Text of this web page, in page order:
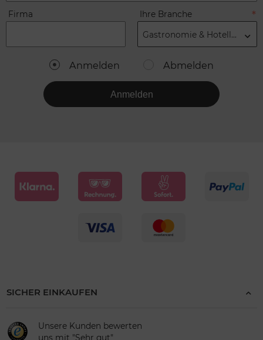
Firma Ihre Branche
Gastronomie & Hotellerie
Anmelden Abmelden
Anmelden
SICHER EINKAUFEN
Unsere Kunden bewerten
uns mit "Sehr gut"